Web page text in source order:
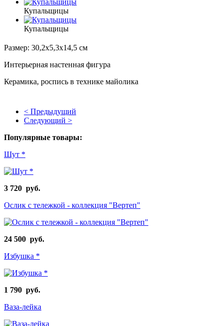
Купальщицы
Купальщицы
Размер: 30,2x5,3x14,5 см
Интерьерная настенная фигура
Керамика, роспись в технике майолика
< Предыдущий
Следующий >
Популярные товары:
Шут *
3 720 руб.
Ослик с тележкой - коллекция "Вертеп"
24 500 руб.
Избушка *
1 790 руб.
Ваза-лейка